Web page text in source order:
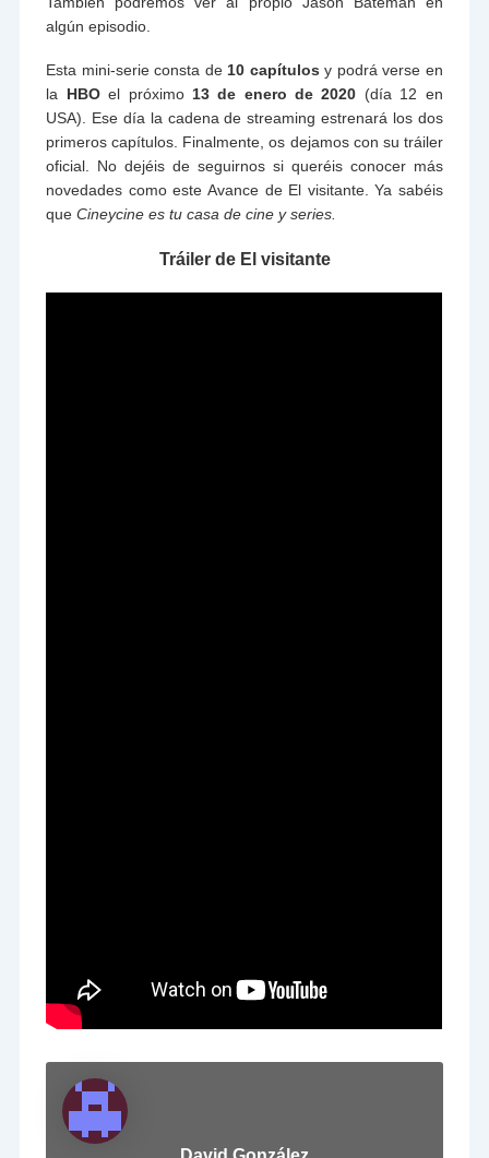
algún episodio.
Esta mini-serie consta de 10 capítulos y podrá verse en
la HBOel próximo 13 de enero de 2020 (día 12 en
USA). Ese día la cadena de streaming estrenará los dos
primeros capítulos. Finalmente, os dejamos con su tráiler
oficial. No dejéis de seguirnos si queréis conocer más
novedades como este Avance de El visitante. Ya sabéis
queCineycine es tu casa de cine y series.
Tráiler de El visitante